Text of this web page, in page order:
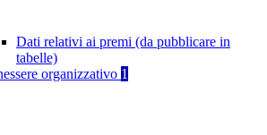
Dati relativi ai premi (da pubblicare in
tabelle)
organizzativo 1